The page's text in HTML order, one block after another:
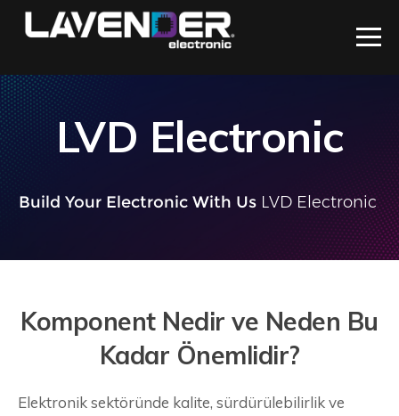
LVD Electronic
Build Your Electronic With Us LVD Electr|
Komponent Nedir ve Neden Bu
Kadar Önemlidir?
Elektronik sektöründe kalite, sürdürülebilirlik ve